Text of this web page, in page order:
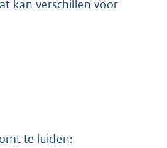
kan verschillen voor
te luiden: